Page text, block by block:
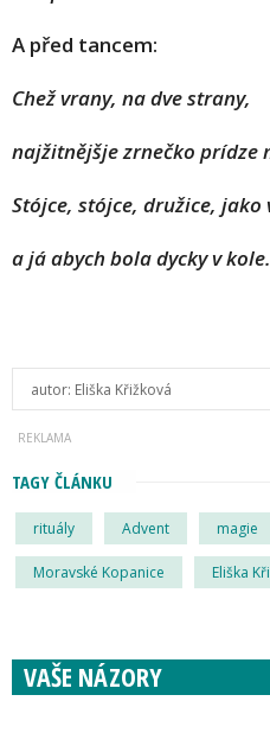
A před tancem:
Chež vrany, na dve strany,
najžitnějšje zrnečko prídze
Stójce, stójce, družice, jako
a já abych bola dycky v kole.
autor: Eliška Křižková
TAGY ČLÁNKU
rituály Advent magie
Moravské Kopanice Eliška
VAŠE NÁZORY